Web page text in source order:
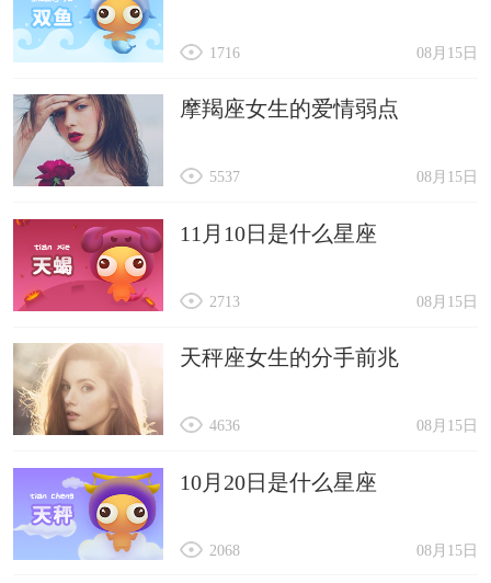
08月15日
1716
摩羯座女生的爱情弱点
08月15日
5537
11月10日是什么星座
08月15日
2713
天秤座女生的分手前兆
08月15日
4636
10月20日是什么星座
08月15日
2068